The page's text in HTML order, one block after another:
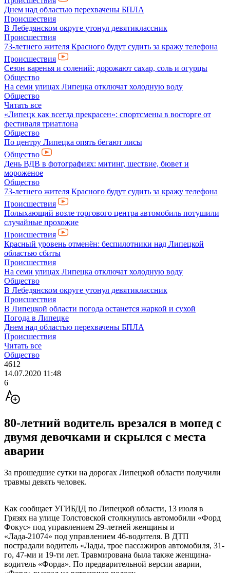
Днем над областью перехвачены БПЛА
Происшествия
В Лебедянском округе утонул девятиклассник
Происшествия
73-летнего жителя Красного будут судить за кражу телефона
Происшествия
Сезон варенья и солений: дорожают сахар, соль и огурцы
Общество
На семи улицах Липецка отключат холодную воду
Общество
Читать все
«Липецк как всегда прекрасен»: спортсмены в восторге от
фестиваля триатлона
Общество
По центру Липецка опять бегают лисы
Общество
День ВДВ в фотографиях: митинг, шествие, бювет и
мороженое
Общество
73-летнего жителя Красного будут судить за кражу телефона
Происшествия
Полыхающий возле торгового центра автомобиль потушили
случайные прохожие
Происшествия
Красный уровень отменён: беспилотники над Липецкой
областью сбиты
Происшествия
На семи улицах Липецка отключат холодную воду
Общество
В Лебедянском округе утонул девятиклассник
Происшествия
В Липецкой области погода останется жаркой и сухой
Погода в Липецке
Днем над областью перехвачены БПЛА
Происшествия
Читать все
Общество
4612
14.07.2020 11:48
6
80-летний водитель врезался в мопед с
двумя девочками и скрылся с места
аварии
За прошедшие сутки на дорогах Липецкой области получили
травмы девять человек.
Как сообщает УГИБДД по Липецкой области, 13 июля в
Грязях на улице Толстовской столкнулись автомобили «Форд
Фокус» под управлением 29-летней женщины и
«Лада-21074» под управлением 46-водителя. В ДТП
пострадали водитель «Лады, трое пассажиров автомобиля, 31-
го, 47-ми и 19-ти лет. Травмирована была также женщина-
водитель «Форда». По предварительной версии аварии,